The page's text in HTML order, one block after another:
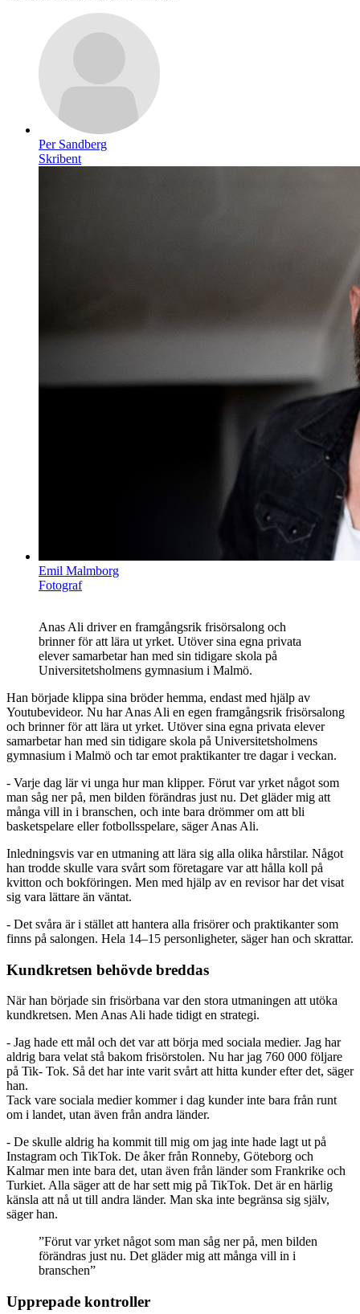
Per Sandberg
Skribent
Emil Malmborg
Fotograf
Anas Ali driver en framgångsrik frisörsalong och
brinner för att lära ut yrket. Utöver sina egna privata
elever samarbetar han med sin tidigare skola på
Universitetsholmens gymnasium i Malmö.
Han började klippa sina bröder hemma, endast med hjälp av
Youtubevideor. Nu har Anas Ali en egen framgångsrik frisörsalong
och brinner för att lära ut yrket. Utöver sina egna privata elever
samarbetar han med sin tidigare skola på Universitetsholmens
gymnasium i Malmö och tar emot praktikanter tre dagar i veckan.
- Varje dag lär vi unga hur man klipper. Förut var yrket något som
man såg ner på, men bilden förändras just nu. Det gläder mig att
många vill in i branschen, och inte bara drömmer om att bli
basketspelare eller fotbollsspelare, säger Anas Ali.
Inledningsvis var en utmaning att lära sig alla olika hårstilar. Något
han trodde skulle vara svårt som företagare var att hålla koll på
kvitton och bokföringen. Men med hjälp av en revisor har det visat
sig vara lättare än väntat.
- Det svåra är i stället att hantera alla frisörer och praktikanter som
finns på salongen. Hela 14–15 personligheter, säger han och skrattar.
Kundkretsen behövde breddas
När han började sin frisörbana var den stora utmaningen att utöka
kundkretsen. Men Anas Ali hade tidigt en strategi.
- Jag hade ett mål och det var att börja med sociala medier. Jag har
aldrig bara velat stå bakom frisörstolen. Nu har jag 760 000 följare
på Tik- Tok. Så det har inte varit svårt att hitta kunder efter det, säger
han.
Tack vare sociala medier kommer i dag kunder inte bara från runt
om i landet, utan även från andra länder.
- De skulle aldrig ha kommit till mig om jag inte hade lagt ut på
Instagram och TikTok. De åker från Ronneby, Göteborg och
Kalmar men inte bara det, utan även från länder som Frankrike och
Turkiet. Alla säger att de har sett mig på TikTok. Det är en härlig
känsla att nå ut till andra länder. Man ska inte begränsa sig själv,
säger han.
”Förut var yrket något som man såg ner på, men bilden
förändras just nu. Det gläder mig att många vill in i
branschen”
Upprepade kontroller